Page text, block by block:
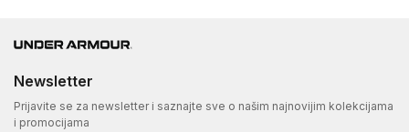
Newsletter
Prijavite se za newsletter i saznajte sve o našim najnovijim kolekcijama
i promocijama